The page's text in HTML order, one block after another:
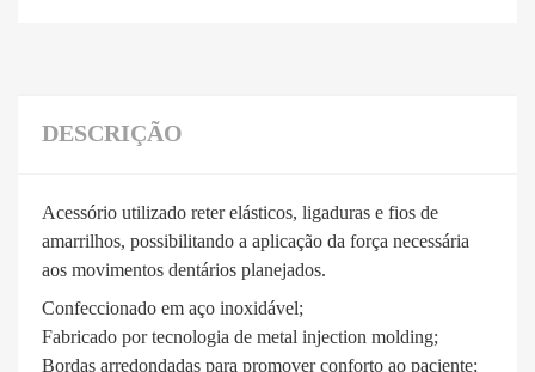
DESCRIÇÃO
Acessório utilizado reter elásticos, ligaduras e fios de
amarrilhos, possibilitando a aplicação da força necessária
aos movimentos dentários planejados.
Confeccionado em aço inoxidável;
Fabricado por tecnologia de metal injection molding;
Bordas arredondadas para promover conforto ao paciente;